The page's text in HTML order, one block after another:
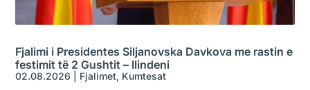
Fjalimi i Presidentes Siljanovska Davkova me rastin e
festimit të 2 Gushtit – Ilindeni
02.08.2026 Fjalimet, Kumtesat